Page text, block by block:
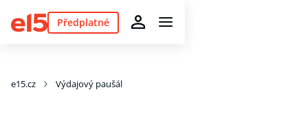
Předplatné
e15.cz Výdajový paušál